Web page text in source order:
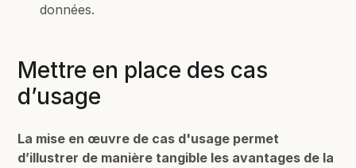
données.
Mettre en place des cas
d’usage
La mise en œuvre de cas d'usage permet
d’illustrer de manière tangible les avantages de la